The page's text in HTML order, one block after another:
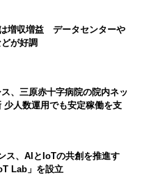
増収増益 データセンターや
が好調
、三原赤十字病院の院内ネッ
少人数運用でも安定稼働を支
ス、AIとIoTの共創を推進す
Lab」を設立